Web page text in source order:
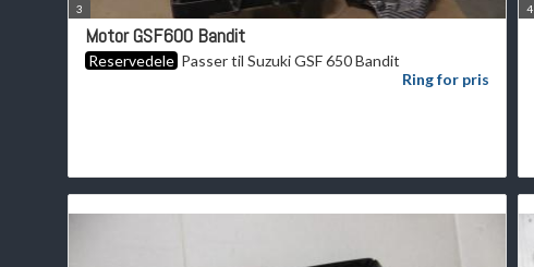
3
Motor GSF600 Bandit
Reservedele Passer til Suzuki GSF 650 Bandit
Ring for pris
4